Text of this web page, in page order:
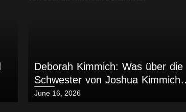
Deborah Kimmich: Was über die
Schwester von Joshua Kimmich
bekannt ist
Posted
June 16, 2026